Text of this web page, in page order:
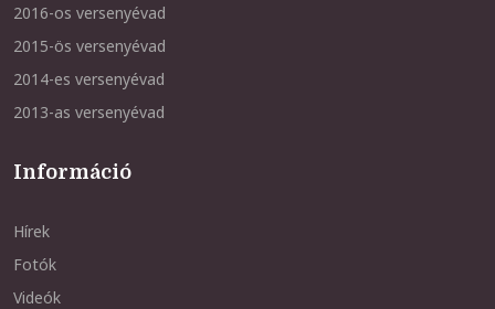
2016-os versenyévad
2015-ös versenyévad
2014-es versenyévad
2013-as versenyévad
Információ
Hírek
Fotók
Videók